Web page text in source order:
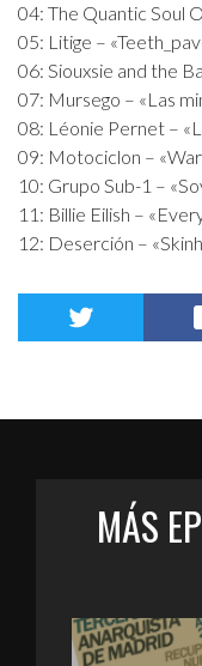
04: The Quantic Soul
05: Litige –
06: Siouxsie and the
07: Mursego – «Las
08: Léonie Pernet –
09: Motociclon –
10: Grupo Sub-1 –
11: Billie Eilish –
12: Deserción –
MÁS